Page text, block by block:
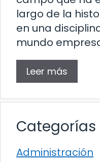
largo de la
en una
mundo
Leer más
Categorías
Administración